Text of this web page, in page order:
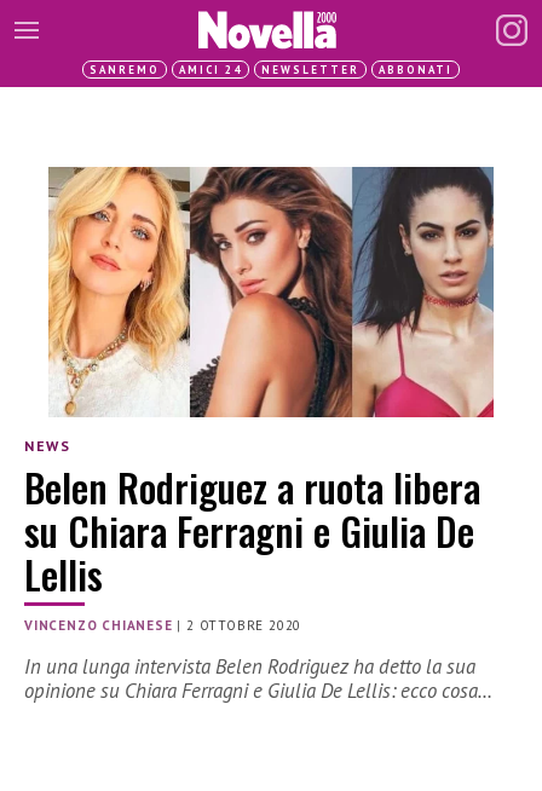
SANREMO AMICI 24 NEWSLETTER ABBONATI
NEWS
Belen Rodriguez a ruota libera
su Chiara Ferragni e Giulia De
Lellis
VINCENZO CHIANESE |2 OTTOBRE 2020
In una lunga intervista Belen Rodriguez ha detto la sua
opinione su Chiara Ferragni e Giulia De Lellis: ecco cosa…